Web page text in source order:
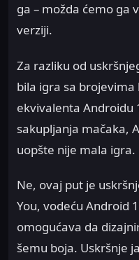
ga – možda ćemo ga
verziji.
Za razliku od
bila igra sa
ekvivalenta Androidu
sakupljanja mačaka,
uopšte nije mala igra.
Ne, ovaj put je
You, vodeću Android
omogućava da
šemu boja. Uskršnje